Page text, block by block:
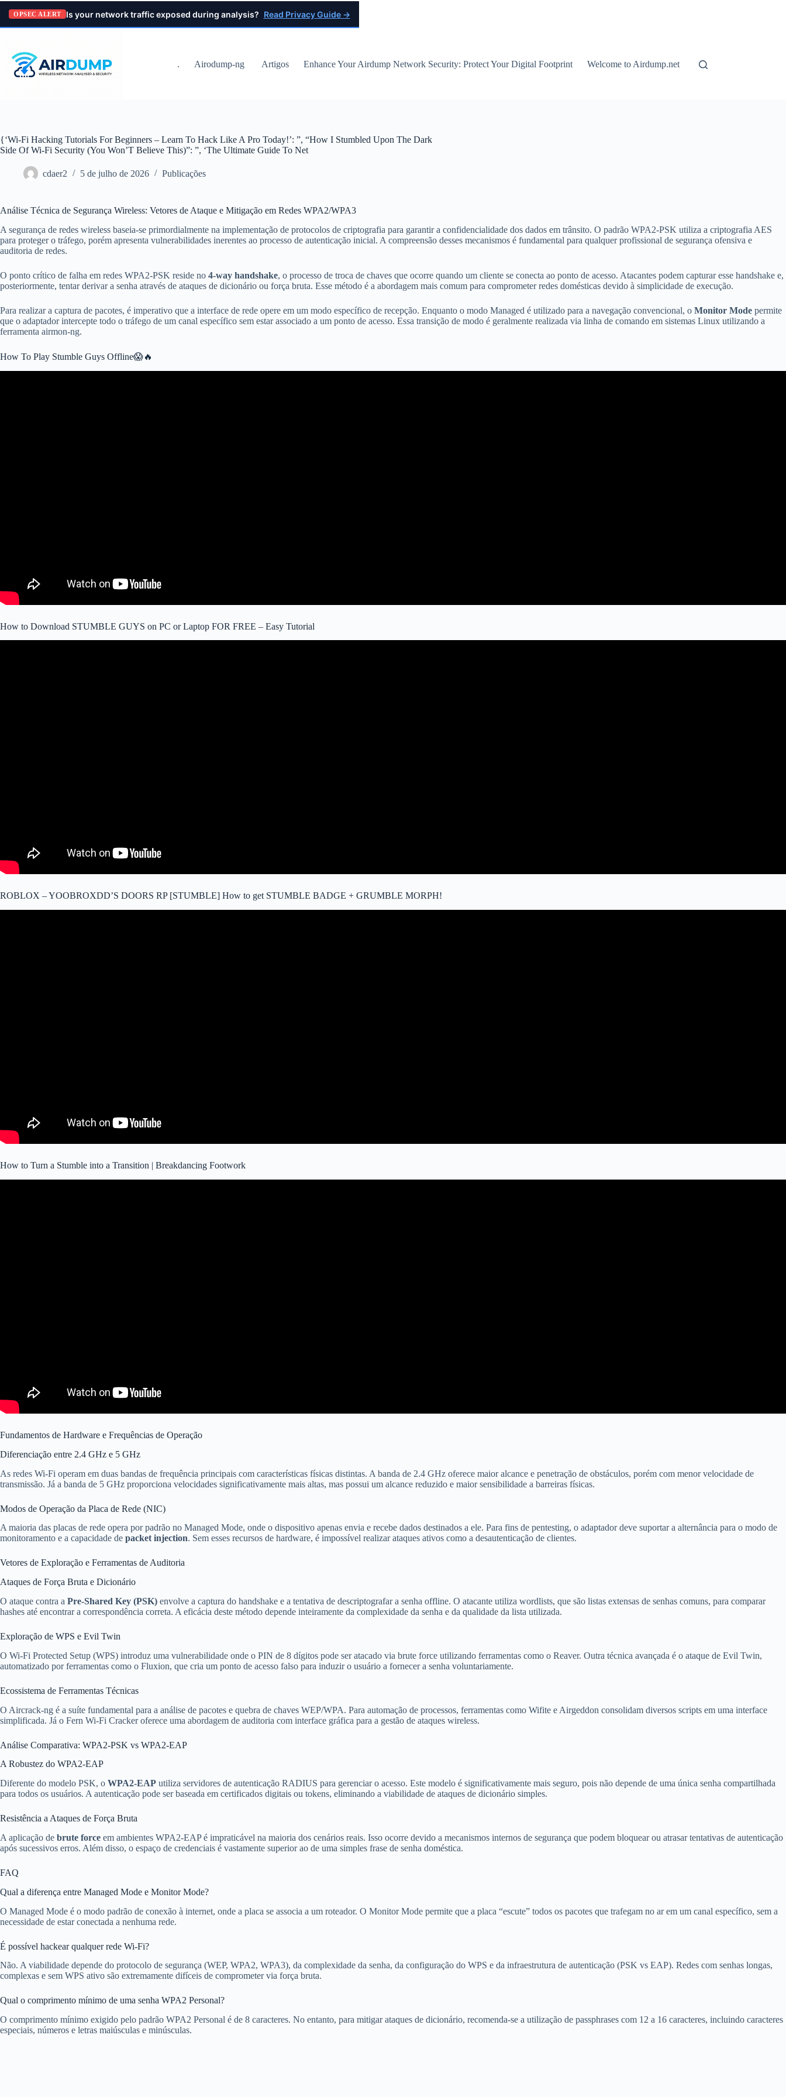
Pular
para
o
OPSEC ALERT Is your network traffic exposed during analysis? Read Privacy Guide →
. Airodump-ng Artigos Enhance Your Airdump Network Security: Protect Your Digital Footprint Welcome to Airdump.net
{‘Wi-Fi Hacking Tutorials For Beginners – Learn To Hack Like A Pro Today!’: ”, “How I Stumbled Upon The Dark
Side Of Wi-Fi Security (You Won’T Believe This)”: ”, ‘The Ultimate Guide To Net
cdaer2 5 de julho de 2026 Publicações
Análise Técnica de Segurança Wireless: Vetores de Ataque e Mitigação em Redes WPA2/WPA3
A segurança de redes wireless baseia-se primordialmente na implementação de protocolos de criptografia para garantir a confidencialidade dos dados em trânsito. O padrão WPA2-PSK utiliza a criptografia AES
para proteger o tráfego, porém apresenta vulnerabilidades inerentes ao processo de autenticação inicial. A compreensão desses mecanismos é fundamental para qualquer profissional de segurança ofensiva e
auditoria de redes.
O ponto crítico de falha em redes WPA2-PSK reside no 4-way handshake, o processo de troca de chaves que ocorre quando um cliente se conecta ao ponto de acesso. Atacantes podem capturar esse handshake e,
posteriormente, tentar derivar a senha através de ataques de dicionário ou força bruta. Esse método é a abordagem mais comum para comprometer redes domésticas devido à simplicidade de execução.
Para realizar a captura de pacotes, é imperativo que a interface de rede opere em um modo específico de recepção. Enquanto o modo Managed é utilizado para a navegação convencional, o Monitor Mode permite
que o adaptador intercepte todo o tráfego de um canal específico sem estar associado a um ponto de acesso. Essa transição de modo é geralmente realizada via linha de comando em sistemas Linux utilizando a
ferramenta airmon-ng.
How To Play Stumble Guys Offline😱🔥
How to Download STUMBLE GUYS on PC or Laptop FOR FREE – Easy Tutorial
ROBLOX – YOOBROXDD’S DOORS RP [STUMBLE] How to get STUMBLE BADGE + GRUMBLE MORPH!
How to Turn a Stumble into a Transition | Breakdancing Footwork
Fundamentos de Hardware e Frequências de Operação
Diferenciação entre 2.4 GHz e 5 GHz
As redes Wi-Fi operam em duas bandas de frequência principais com características físicas distintas. A banda de 2.4 GHz oferece maior alcance e penetração de obstáculos, porém com menor velocidade de
transmissão. Já a banda de 5 GHz proporciona velocidades significativamente mais altas, mas possui um alcance reduzido e maior sensibilidade a barreiras físicas.
Modos de Operação da Placa de Rede (NIC)
A maioria das placas de rede opera por padrão no Managed Mode, onde o dispositivo apenas envia e recebe dados destinados a ele. Para fins de pentesting, o adaptador deve suportar a alternância para o modo de
monitoramento e a capacidade de packet injection. Sem esses recursos de hardware, é impossível realizar ataques ativos como a desautenticação de clientes.
Vetores de Exploração e Ferramentas de Auditoria
Ataques de Força Bruta e Dicionário
O ataque contra a Pre-Shared Key (PSK) envolve a captura do handshake e a tentativa de descriptografar a senha offline. O atacante utiliza wordlists, que são listas extensas de senhas comuns, para comparar
hashes até encontrar a correspondência correta. A eficácia deste método depende inteiramente da complexidade da senha e da qualidade da lista utilizada.
Exploração de WPS e Evil Twin
O Wi-Fi Protected Setup (WPS) introduz uma vulnerabilidade onde o PIN de 8 dígitos pode ser atacado via brute force utilizando ferramentas como o Reaver. Outra técnica avançada é o ataque de Evil Twin,
automatizado por ferramentas como o Fluxion, que cria um ponto de acesso falso para induzir o usuário a fornecer a senha voluntariamente.
Ecossistema de Ferramentas Técnicas
O Aircrack-ng é a suíte fundamental para a análise de pacotes e quebra de chaves WEP/WPA. Para automação de processos, ferramentas como Wifite e Airgeddon consolidam diversos scripts em uma interface
simplificada. Já o Fern Wi-Fi Cracker oferece uma abordagem de auditoria com interface gráfica para a gestão de ataques wireless.
Análise Comparativa: WPA2-PSK vs WPA2-EAP
A Robustez do WPA2-EAP
Diferente do modelo PSK, o WPA2-EAP utiliza servidores de autenticação RADIUS para gerenciar o acesso. Este modelo é significativamente mais seguro, pois não depende de uma única senha compartilhada
para todos os usuários. A autenticação pode ser baseada em certificados digitais ou tokens, eliminando a viabilidade de ataques de dicionário simples.
Resistência a Ataques de Força Bruta
A aplicação de brute force em ambientes WPA2-EAP é impraticável na maioria dos cenários reais. Isso ocorre devido a mecanismos internos de segurança que podem bloquear ou atrasar tentativas de autenticação
após sucessivos erros. Além disso, o espaço de credenciais é vastamente superior ao de uma simples frase de senha doméstica.
FAQ
Qual a diferença entre Managed Mode e Monitor Mode?
O Managed Mode é o modo padrão de conexão à internet, onde a placa se associa a um roteador. O Monitor Mode permite que a placa “escute” todos os pacotes que trafegam no ar em um canal específico, sem a
necessidade de estar conectada a nenhuma rede.
É possível hackear qualquer rede Wi-Fi?
Não. A viabilidade depende do protocolo de segurança (WEP, WPA2, WPA3), da complexidade da senha, da configuração do WPS e da infraestrutura de autenticação (PSK vs EAP). Redes com senhas longas,
complexas e sem WPS ativo são extremamente difíceis de comprometer via força bruta.
Qual o comprimento mínimo de uma senha WPA2 Personal?
O comprimento mínimo exigido pelo padrão WPA2 Personal é de 8 caracteres. No entanto, para mitigar ataques de dicionário, recomenda-se a utilização de passphrases com 12 a 16 caracteres, incluindo caracteres
especiais, números e letras maiúsculas e minúsculas.